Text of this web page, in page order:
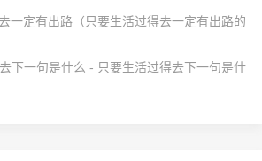
一定有出路（只要生活过得去一定有出路的
下一句是什么 - 只要生活过得去下一句是什